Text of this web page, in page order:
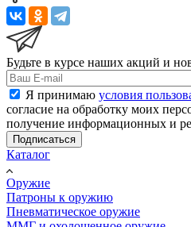
Будьте в курсе наших акций и
Я принимаю условия
согласие на обработку моих
получение информационных и
Подписаться
Каталог
Оружие
Патроны к оружию
Пневматическое оружие